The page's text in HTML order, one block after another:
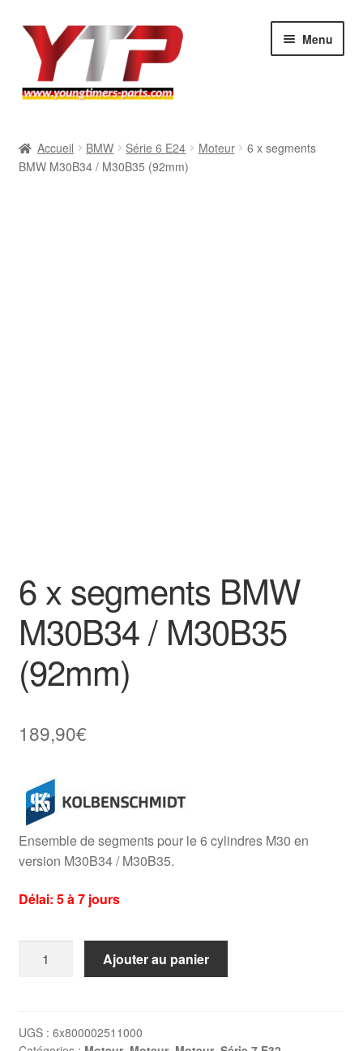
Aller
navigation
Aller
contenu
Menu
BMW
Accueil BMW Série 6 E24 Moteur
6 x segments
BMW M30B34 / M30B35 (92mm)
6 x segments BMW
M30B34 / M30B35
(92mm)
189,90€
Ensemble de segments pour le 6 cylindres M30 en
version M30B34 / M30B35.
Délai: 5 à 7 jours
segments
Ajouter au panier
UGS : 6x800002511000